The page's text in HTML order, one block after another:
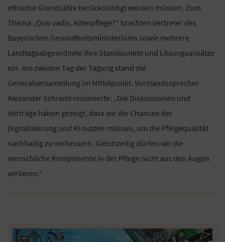
ethische Grundsätze berücksichtigt werden müssen. Zum
Thema „Quo vadis, Altenpflege?“ brachten Vertreter des
Bayerischen Gesundheitsministeriums sowie mehrere
Landtagsabgeordnete ihre Standpunkte und Lösungsansätze
ein. Am zweiten Tag der Tagung stand die
Generalversammlung im Mittelpunkt. Vorstandssprecher
Alexander Schraml resümierte: „Die Diskussionen und
Vorträge haben gezeigt, dass wir die Chancen der
Digitalisierung und KI nutzen müssen, um die Pflegequalität
nachhaltig zu verbessern. Gleichzeitig dürfen wir die
menschliche Komponente in der Pflege nicht aus den Augen
verlieren.“